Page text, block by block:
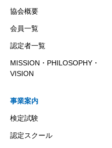
協会概要
会員一覧
認定者一覧
MISSION・PHILOSOPHY・
VISION
事業案内
検定試験
認定スクール